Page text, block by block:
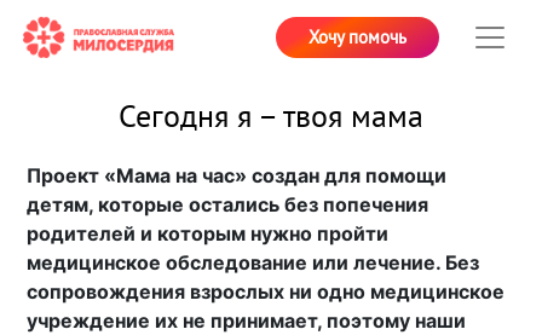
Хочу помочь
Сегодня я – твоя мама
Проект «Мама на час» создан для помощи
детям, которые остались без попечения
родителей и которым нужно пройти
медицинское обследование или лечение. Без
сопровождения взрослых ни одно медицинское
учреждение их не принимает, поэтому наши